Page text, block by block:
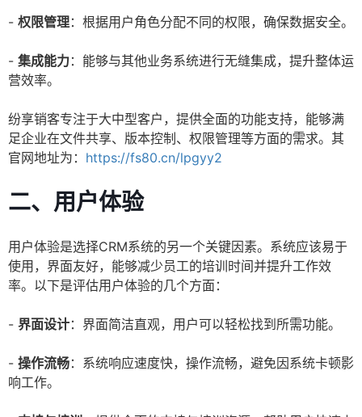
- 权限管理：根据用户角色分配不同的权限，确保数据安全。
- 集成能力：能够与其他业务系统进行无缝集成，提升整体运
营效率。
纷享销客专注于大中型客户，提供全面的功能支持，能够满
足企业在文件共享、版本控制、权限管理等方面的需求。其
官网地址为： https://fs80.cn/lpgyy2
二、用户体验
用户体验是选择CRM系统的另一个关键因素。系统应该易于
使用，界面友好，能够减少员工的培训时间并提升工作效
率。以下是评估用户体验的几个方面：
- 界面设计：界面简洁直观，用户可以轻松找到所需功能。
- 操作流畅：系统响应速度快，操作流畅，避免因系统卡顿影
响工作。